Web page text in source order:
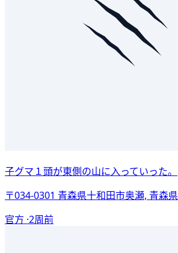
子グマ１頭が東側の山に入っていった。
〒034-0301 青森県十和田市奥瀬, 青森県
官方 ·2周前